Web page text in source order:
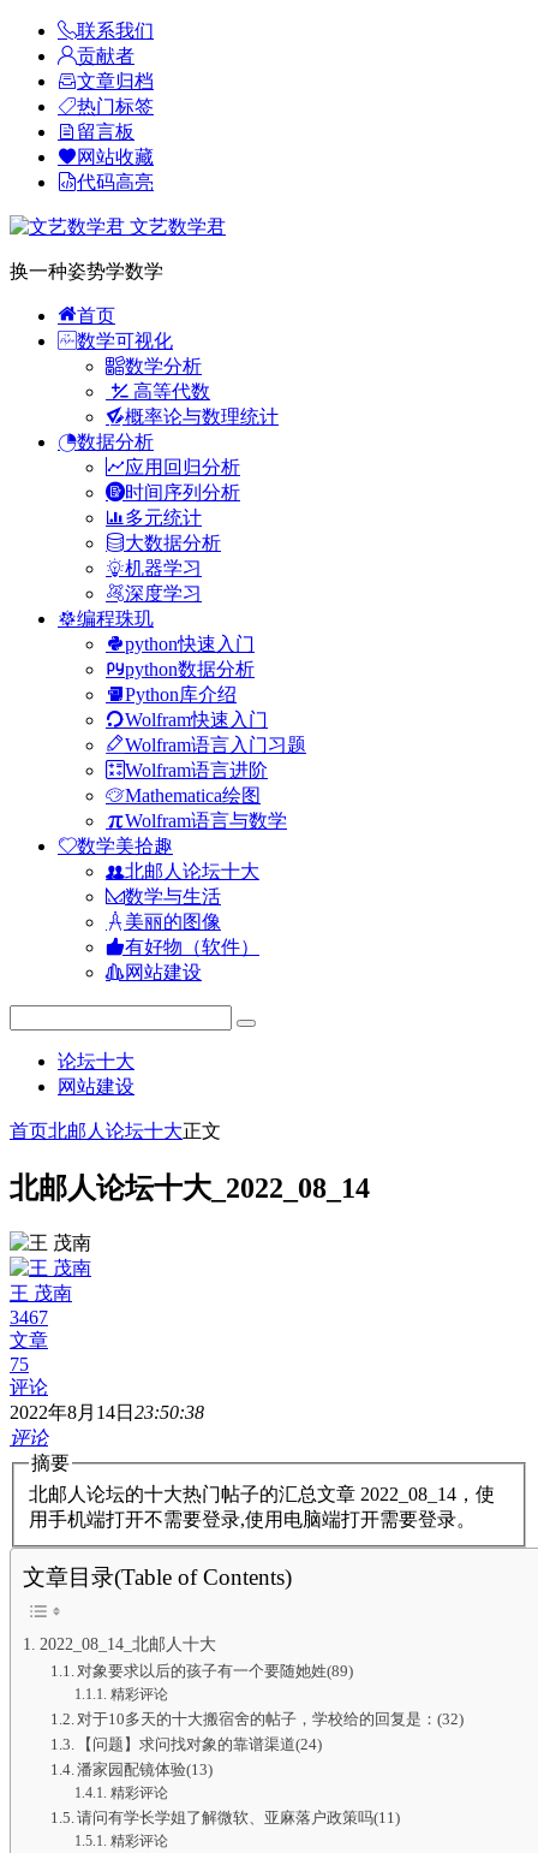
联系我们
贡献者
文章归档
热门标签
留言板
网站收藏
代码高亮
文艺数学君
换一种姿势学数学
首页
数学可视化
数学分析
高等代数
概率论与数理统计
数据分析
应用回归分析
时间序列分析
多元统计
大数据分析
机器学习
深度学习
编程珠玑
python快速入门
python数据分析
Python库介绍
Wolfram快速入门
Wolfram语言入门习题
Wolfram语言进阶
Mathematica绘图
Wolfram语言与数学
数学美拾趣
北邮人论坛十大
数学与生活
美丽的图像
有好物（软件）
网站建设
论坛十大
网站建设
首页北邮人论坛十大正文
北邮人论坛十大_2022_08_14
王 茂南
3467
文章
75
评论
2022年8月14日 23:50:38
评论
摘要
北邮人论坛的十大热门帖子的汇总文章 2022_08_14，使
用手机端打开不需要登录,使用电脑端打开需要登录。
文章目录(Table of Contents)
2022_08_14_北邮人十大
对象要求以后的孩子有一个要随她姓(89)
精彩评论
对于10多天的十大搬宿舍的帖子，学校给的回复是：(32)
【问题】求问找对象的靠谱渠道(24)
潘家园配镜体验(13)
精彩评论
请问有学长学姐了解微软、亚麻落户政策吗(11)
精彩评论